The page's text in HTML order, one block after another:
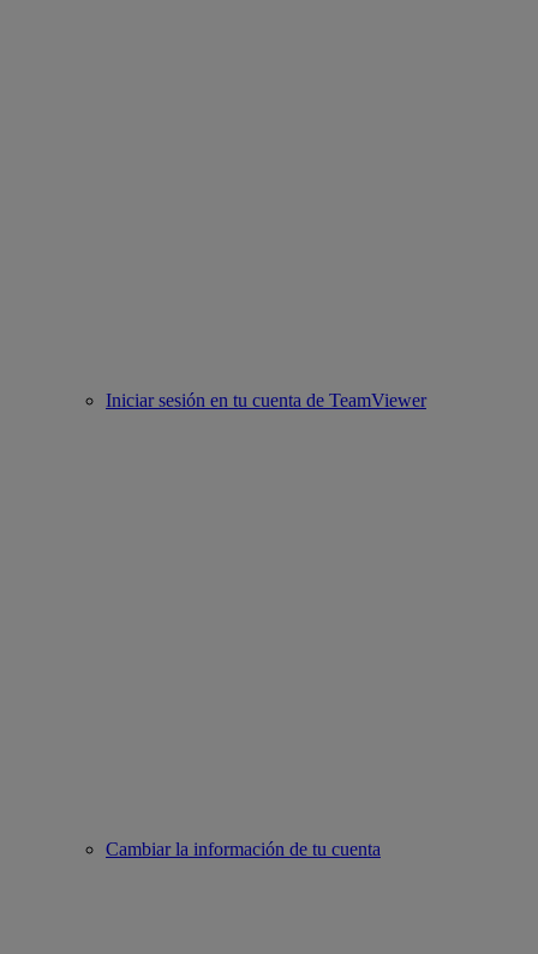
Iniciar sesión en tu cuenta de TeamViewer
Cambiar la información de tu cuenta